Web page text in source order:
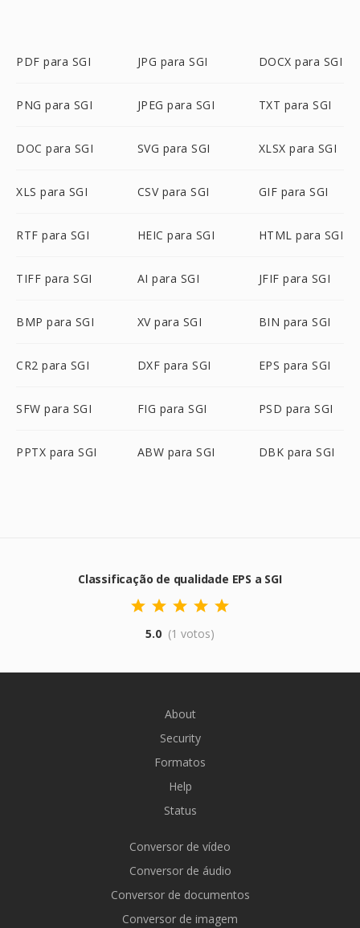
PDF para SGI JPG para SGI DOCX para SGI
PNG para SGI JPEG para SGI TXT para SGI
DOC para SGI SVG para SGI XLSX para SGI
XLS para SGI CSV para SGI GIF para SGI
RTF para SGI HEIC para SGI HTML para SGI
TIFF para SGI AI para SGI JFIF para SGI
BMP para SGI XV para SGI BIN para SGI
CR2 para SGI DXF para SGI EPS para SGI
SFW para SGI FIG para SGI PSD para SGI
PPTX para SGI ABW para SGI DBK para SGI
Classificação de qualidade EPS a SGI
5.0 (1 votos)
About
Security
Formatos
Help
Status
Conversor de vídeo
Conversor de áudio
Conversor de documentos
Conversor de imagem